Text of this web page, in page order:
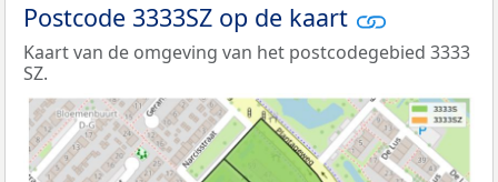
Postcode 3333SZ op de kaart
Kaart van de omgeving van het postcodegebied 3333
SZ.